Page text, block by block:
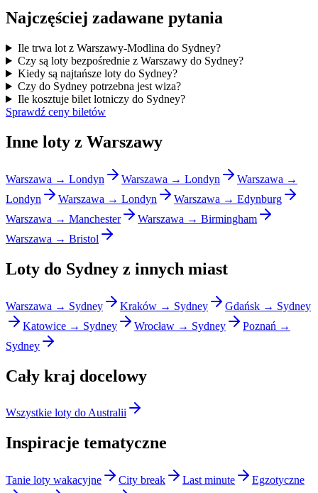
Najczęściej zadawane pytania
Ile trwa lot z Warszawy-Modlina do Sydney?
Czy są loty bezpośrednie z Warszawy do Sydney?
Kiedy są najtańsze loty do Sydney?
Czy do Sydney potrzebna jest wiza?
Ile kosztuje bilet lotniczy do Sydney?
Sprawdź ceny biletów
Inne loty z Warszawy
Warszawa → Londyn Warszawa → Londyn
Warszawa →
Londyn
Warszawa → Londyn
Warszawa → Edynburg
Warszawa → Manchester
Warszawa → Birmingham
Warszawa → Bristol
Loty do Sydney z innych miast
Warszawa → Sydney Kraków → Sydney
Gdańsk → Sydney
Katowice → Sydney
Wrocław → Sydney
Poznań →
Sydney
Cały kraj docelowy
Wszystkie loty do Australii
Inspiracje tematyczne
Tanie loty wakacyjne City break Last minute
Egzotyczne